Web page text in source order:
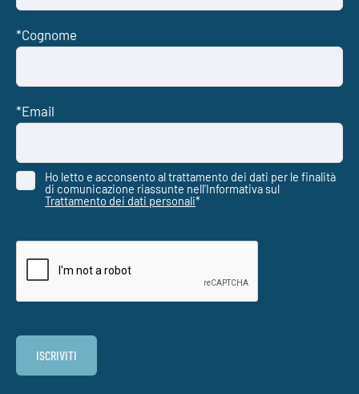
Ho letto e acconsento al trattamento dei dati per le finalità
di comunicazione riassunte nell'Informativa sul
Trattamento dei dati personali*